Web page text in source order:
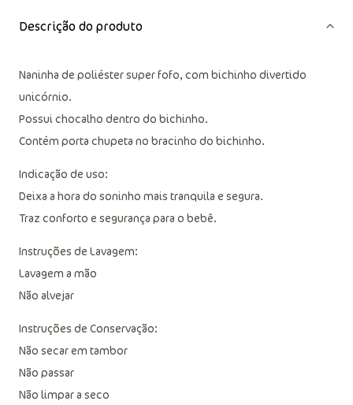
Descrição do produto
Naninha de poliéster super fofo, com bichinho divertido
unicórnio.
Possui chocalho dentro do bichinho.
Contém porta chupeta no bracinho do bichinho.
Indicação de uso:
Deixa a hora do soninho mais tranquila e segura.
Traz conforto e segurança para o bebê.
Instruções de Lavagem:
Lavagem a mão
Não alvejar
Instruções de Conservação:
Não secar em tambor
Não passar
Não limpar a seco